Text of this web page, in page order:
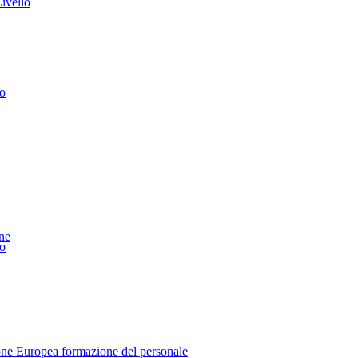
Europea formazione del personale